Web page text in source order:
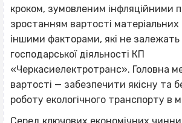
кроком, зумовленим інфляційними
зростанням вартості матеріальних
іншими факторами, які не залежать
господарської діяльності КП
«Черкасиелектротранс». Головна
вартості — забезпечити якісну та
роботу екологічного транспорту в
Серед ключових економічних